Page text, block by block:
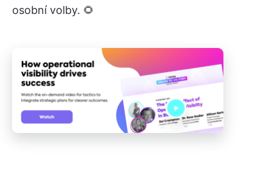
osobní volby. 🌻